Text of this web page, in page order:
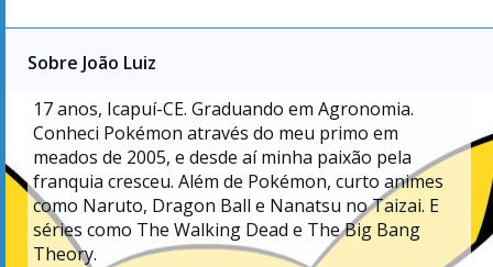
Sobre João Luiz
17anos, Icapuí-CE. Graduando em Agronomia.
Conheci Pokémon através do meu primo em
meados de 2005, e desde aí minha paixão pela
franquia cresceu. Além de Pokémon, curto animes
como Naruto, Dragon Ball e Nanatsu no Taizai. E
séries como The Walking Dead e The Big Bang
Theory.